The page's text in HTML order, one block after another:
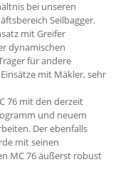
bei unseren
Seilbagger.
mit Greifer
dynamischen
für andere
mit Mäkler, sehr
76 mit den derzeit
und neuem
Der ebenfalls
mit seinen
MC 76 äußerst robust